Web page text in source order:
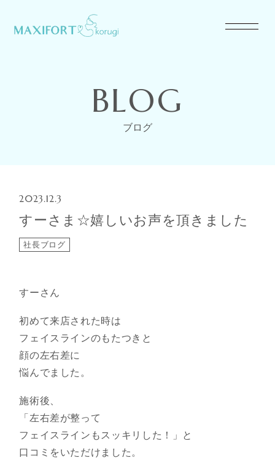
BLOG
ブログ
2023.12.3
すーさま☆嬉しいお声を頂きました
社長ブログ
すーさん
初めて来店された時は
フェイスラインのもたつきと
顔の左右差に
悩んでました。
施術後、
「左右差が整って
フェイスラインもスッキリした！」と
口コミをいただけました。